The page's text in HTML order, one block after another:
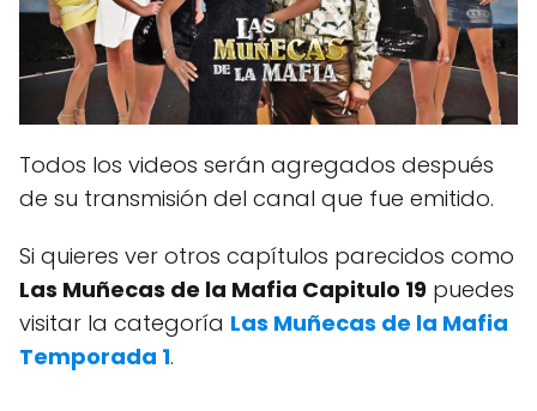
Todos los videos serán agregados después
de su transmisión del canal que fue emitido.
Si quieres ver otros capítulos parecidos como
Las Muñecas de la Mafia Capitulo 19 puedes
visitar la categoría Las Muñecas de la Mafia
Temporada 1.